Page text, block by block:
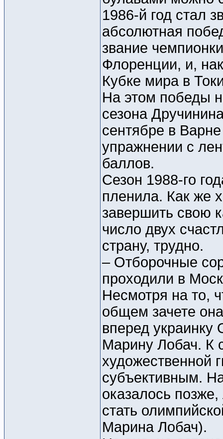
1986-й год стал
абсолютная
звание
Флоренции, и,
Кубке мира в
На этом победы
сезона
сентябре в
упражнении с
баллов.
Сезон 1988-го
пленила. Как же
завершить свою
число двух
страну, трудно.
– Отборочные
проходили в
Несмотря на то,
общем зачете
вперед
Марину Лобач. К
художественной
субъективным.
оказалось
стать
Марина Лобач).